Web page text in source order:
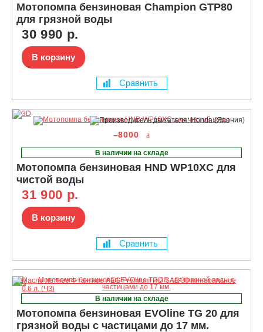
Мотопомпа бензиновая Champion GTP80
для грязной воды
30 990 р.
В корзину
Сравнить
–8000
В наличии на складе
Мотопомпа бензиновая HND WP10XC для
чистой воды
31 900 р.
В корзину
Сравнить
В наличии на складе
Мотопомпа бензиновая EVOline TG 20 для
грязной воды с частицами до 17 мм.